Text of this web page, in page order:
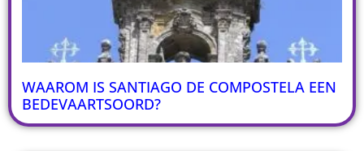
WAAROM IS SANTIAGO DE COMPOSTELA EEN
BEDEVAARTSOORD?